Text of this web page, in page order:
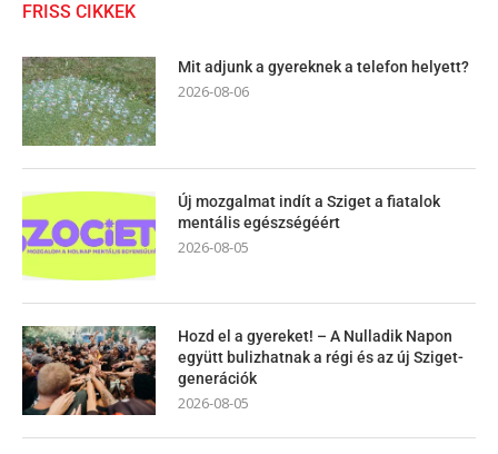
FRISS CIKKEK
Mit adjunk a gyereknek a telefon helyett?
2026-08-06
Új mozgalmat indít a Sziget a fiatalok
mentális egészségéért
2026-08-05
Hozd el a gyereket! – A Nulladik Napon
együtt bulizhatnak a régi és az új Sziget-
generációk
2026-08-05